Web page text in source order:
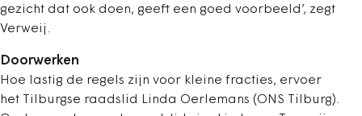
gezicht dat ook doen, geeft een goed voorbeeld’, zegt
Verweij.
Doorwerken
Hoe lastig de regels zijn voor kleine fracties, ervoer
het Tilburgse raadslid Linda Oerlemans (ONS Tilburg).